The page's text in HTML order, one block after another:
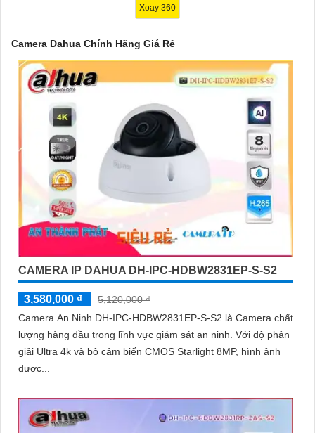
Xoay 360
Camera Dahua Chính Hãng Giá Rẻ
CAMERA IP DAHUA DH-IPC-HDBW2831EP-S-S2
3,580,000 ₫
5,120,000 ₫
Camera An Ninh DH-IPC-HDBW2831EP-S-S2 là Camera chất
lượng hàng đầu trong lĩnh vực giám sát an ninh. Với độ phân
giải Ultra 4k và bộ cảm biến CMOS Starlight 8MP, hình ảnh
được...